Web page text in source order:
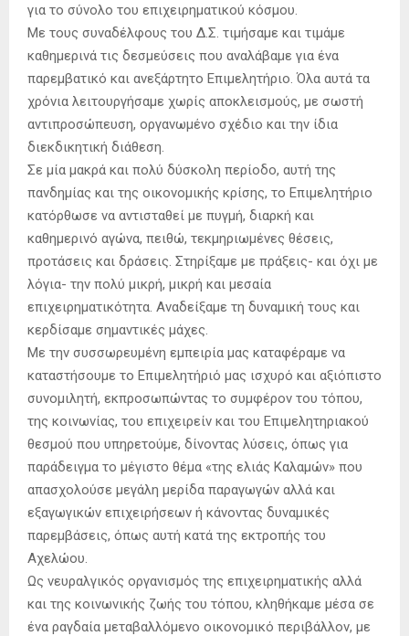
για το σύνολο του επιχειρηματικού κόσμου.
Με τους συναδέλφους του Δ.Σ. τιμήσαμε και τιμάμε
καθημερινά τις δεσμεύσεις που αναλάβαμε για ένα
παρεμβατικό και ανεξάρτητο Επιμελητήριο. Όλα αυτά τα
χρόνια λειτουργήσαμε χωρίς αποκλεισμούς, με σωστή
αντιπροσώπευση, οργανωμένο σχέδιο και την ίδια
διεκδικητική διάθεση.
Σε μία μακρά και πολύ δύσκολη περίοδο, αυτή της
πανδημίας και της οικονομικής κρίσης, το Επιμελητήριο
κατόρθωσε να αντισταθεί με πυγμή, διαρκή και
καθημερινό αγώνα, πειθώ, τεκμηριωμένες θέσεις,
προτάσεις και δράσεις. Στηρίξαμε με πράξεις- και όχι με
λόγια- την πολύ μικρή, μικρή και μεσαία
επιχειρηματικότητα. Αναδείξαμε τη δυναμική τους και
κερδίσαμε σημαντικές μάχες.
Με την συσσωρευμένη εμπειρία μας καταφέραμε να
καταστήσουμε το Επιμελητήριό μας ισχυρό και αξιόπιστο
συνομιλητή, εκπροσωπώντας το συμφέρον του τόπου,
της κοινωνίας, του επιχειρείν και του Επιμελητηριακού
θεσμού που υπηρετούμε, δίνοντας λύσεις, όπως για
παράδειγμα το μέγιστο θέμα «της ελιάς Καλαμών» που
απασχολούσε μεγάλη μερίδα παραγωγών αλλά και
εξαγωγικών επιχειρήσεων ή κάνοντας δυναμικές
παρεμβάσεις, όπως αυτή κατά της εκτροπής του
Αχελώου.
Ως νευραλγικός οργανισμός της επιχειρηματικής αλλά
και της κοινωνικής ζωής του τόπου, κληθήκαμε μέσα σε
ένα ραγδαία μεταβαλλόμενο οικονομικό περιβάλλον, με